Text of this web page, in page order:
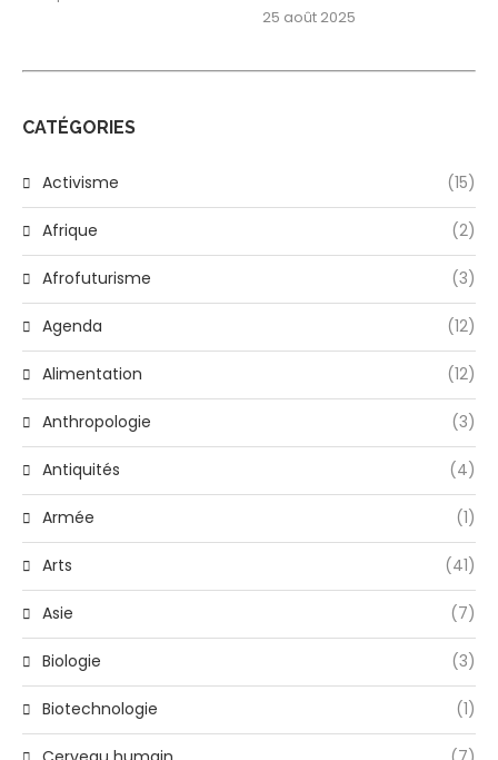
25 août 2025
CATÉGORIES
Activisme (15)
Afrique (2)
Afrofuturisme (3)
Agenda (12)
Alimentation (12)
Anthropologie (3)
Antiquités (4)
Armée (1)
Arts (41)
Asie (7)
Biologie (3)
Biotechnologie (1)